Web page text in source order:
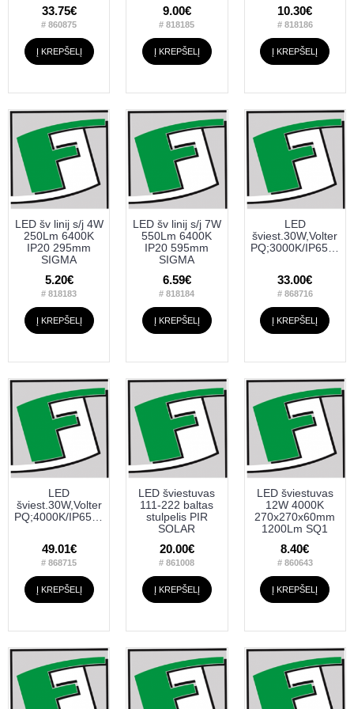
33.75€
# 860875
Į KREPŠELĮ
9.00€
# 818185
Į KREPŠELĮ
10.30€
# 818186
Į KREPŠELĮ
LED šv linij s/j 4W
250Lm 6400K
IP20 295mm
SIGMA
5.20€
# 818183
Į KREPŠELĮ
LED šv linij s/j 7W
550Lm 6400K
IP20 595mm
SIGMA
6.59€
# 818184
Į KREPŠELĮ
LED
šviest.30W,Volter
PQ;3000K/IP65,120cm.juodas
33.00€
# 868716
Į KREPŠELĮ
LED
šviest.30W,Volter
49.01€
# 868715
Į KREPŠELĮ
LED šviestuvas
111-222 baltas
stulpelis PIR
SOLAR
20.00€
# 861008
Į KREPŠELĮ
LED šviestuvas
12W 4000K
270x270x60mm
1200Lm SQ1
8.40€
# 860643
Į KREPŠELĮ